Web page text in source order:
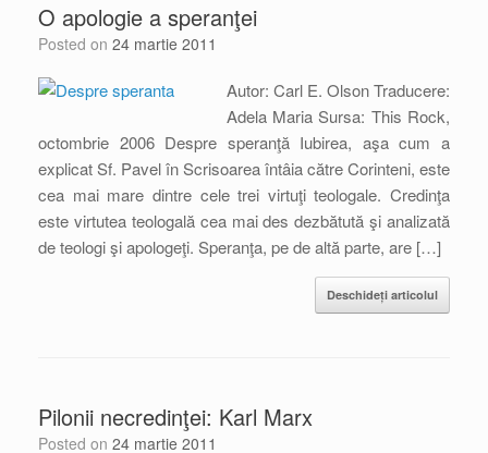
O apologie a speranţei
Posted on 24 martie 2011
Autor: Carl E. Olson Traducere:
Adela Maria Sursa: This Rock,
octombrie 2006 Despre speranţă Iubirea, aşa cum a
explicat Sf. Pavel în Scrisoarea întâia către Corinteni, este
cea mai mare dintre cele trei virtuţi teologale. Credinţa
este virtutea teologală cea mai des dezbătută şi analizată
de teologi şi apologeţi. Speranţa, pe de altă parte, are […]
Deschideți articolul
Pilonii necredinţei: Karl Marx
Posted on 24 martie 2011